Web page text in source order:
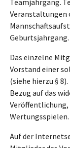
Veranstaltungen
Geburtsjahrgang.
Das einzelne
Vorstand einer
(siehe hierzu §
Bezug auf das
Veröffentlichung,
Wertungsspielen.
Auf der